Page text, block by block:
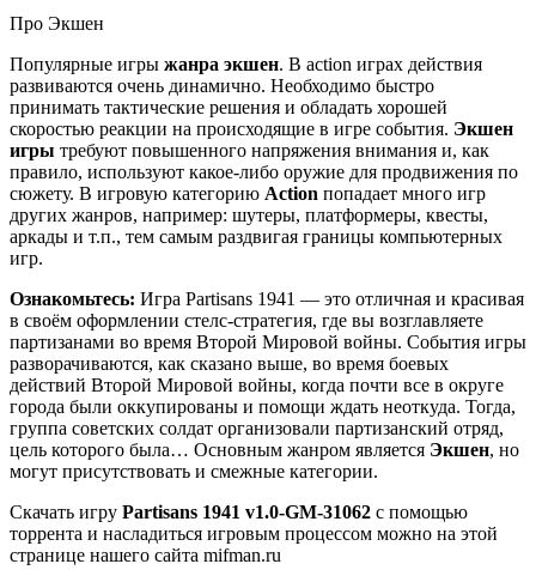
Про Экшен
Популярные игры жанра экшен. В action играх действия
развиваются очень динамично. Необходимо быстро
принимать тактические решения и обладать хорошей
скоростью реакции на происходящие в игре события. Экшен
игры требуют повышенного напряжения внимания и, как
правило, используют какое-либо оружие для продвижения по
сюжету. В игровую категорию Action попадает много игр
других жанров, например: шутеры, платформеры, квесты,
аркады и т.п., тем самым раздвигая границы компьютерных
игр.
Ознакомьтесь: Игра Partisans 1941 — это отличная и красивая
в своём оформлении стелс-стратегия, где вы возглавляете
партизанами во время Второй Мировой войны. События игры
разворачиваются, как сказано выше, во время боевых
действий Второй Мировой войны, когда почти все в округе
города были оккупированы и помощи ждать неоткуда. Тогда,
группа советских солдат организовали партизанский отряд,
цель которого была… Основным жанром является Экшен, но
могут присутствовать и смежные категории.
Скачать игру Partisans 1941 v1.0-GM-31062 с помощью
торрента и насладиться игровым процессом можно на этой
странице нашего сайта mifman.ru